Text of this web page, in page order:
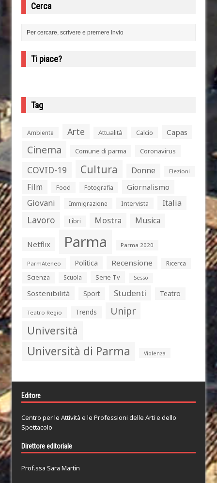
Cerca
Ti piace?
Tag
Ambiente Arte Attualità Calcio Capas
Cinema Comune di parma Coronavirus
COVID-19 Cultura Donne Elezioni
Film Food Fotografia Giornalismo
Giovani Immigrazione Intervista Italia
Lavoro Libri Mostra Musica
Netflix Parma Parma 2020
ParmAteneo Politica Recensione
Ricerca
Scienza
Scuola Serie Tv Sesso
Sostenibilità Sport Studenti Teatro
Teatro Regio Trends Unipr
Università
Università di Parma Violenza
Editore
Centro per le Attività e le Professioni delle Arti e dello
Spettacolo
Direttore editoriale
Prof.ssa Sara Martin